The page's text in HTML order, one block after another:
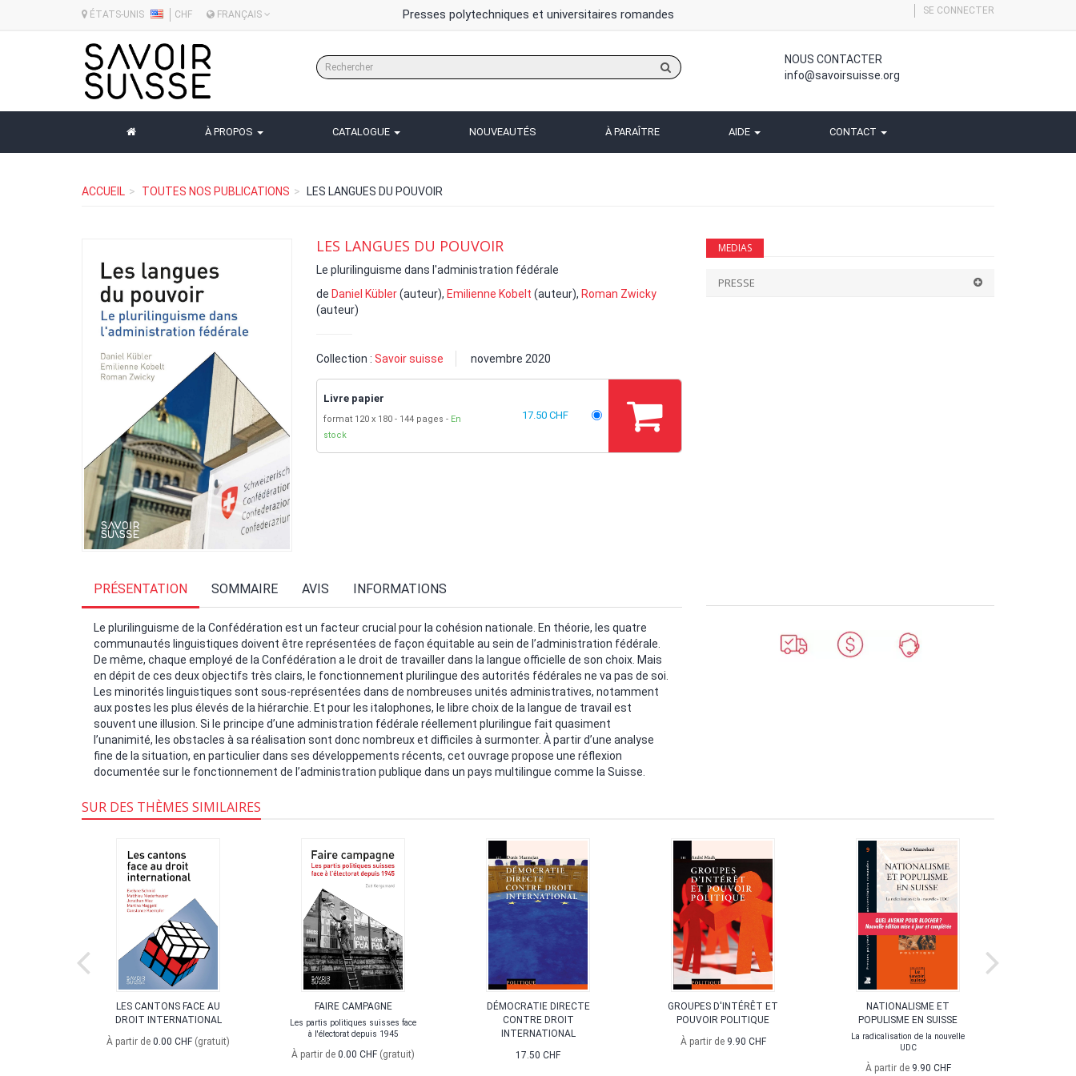
ÉTATS-UNIS CHF FRANÇAIS Presses polytechniques et universitaires romandes SE CONNECTER
sur
site
NOUS CONTACTER
info@savoirsuisse.org
À PROPOS CATALOGUE NOUVEAUTÉS À PARAÎTRE AIDE CONTACT
ACCUEIL TOUTES NOS PUBLICATIONS LES LANGUES DU POUVOIR
LES LANGUES DU POUVOIR
Le plurilinguisme dans l'administration fédérale
de Daniel Kübler(auteur), Emilienne Kobelt (auteur), Roman Zwicky
(auteur)
Collection : Savoir suisse novembre 2020
Livre papier
format 120 x 180 144 pages
En
stock
17.50 CHF
MEDIAS
PRESSE
PRÉSENTATION SOMMAIRE AVIS INFORMATIONS
Le plurilinguisme de la Confédération est un facteur crucial pour la cohésion nationale. En théorie, les quatre
communautés linguistiques doivent être représentées de façon équitable au sein de l’administration fédérale.
De même, chaque employé de la Confédération a le droit de travailler dans la langue officielle de son choix. Mais
en dépit de ces deux objectifs très clairs, le fonctionnement plurilingue des autorités fédérales ne va pas de soi.
Les minorités linguistiques sont sous-représentées dans de nombreuses unités administratives, notamment
aux postes les plus élevés de la hiérarchie. Et pour les italophones, le libre choix de la langue de travail est
souvent une illusion. Si le principe d’une administration fédérale réellement plurilingue fait quasiment
l’unanimité, les obstacles à sa réalisation sont donc nombreux et difficiles à surmonter. À partir d’une analyse
fine de la situation, en particulier dans ses développements récents, cet ouvrage propose une réflexion
documentée sur le fonctionnement de l’administration publique dans un pays multilingue comme la Suisse.
SUR DES THÈMES SIMILAIRES
LES CANTONS FACE AU
DROIT INTERNATIONAL
À partir de 0.00 CHF (gratuit)
FAIRE CAMPAGNE
Les partis politiques suisses face
à l'électorat depuis 1945
À partir de 0.00 CHF (gratuit)
DÉMOCRATIE DIRECTE
CONTRE DROIT
INTERNATIONAL
17.50 CHF
GROUPES D'INTÉRÊT ET
POUVOIR POLITIQUE
À partir de 9.90 CHF
NATIONALISME ET
POPULISME EN SUISSE
La radicalisation de la nouvelle
UDC
À partir de 9.90 CHF